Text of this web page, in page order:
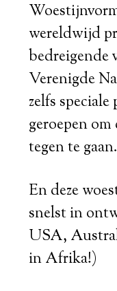
wereldwijd
bedreigende
Verenigde
zelfs
geroepen
tegen te gaan.
En deze
snelst in
USA,
in Afrika!)